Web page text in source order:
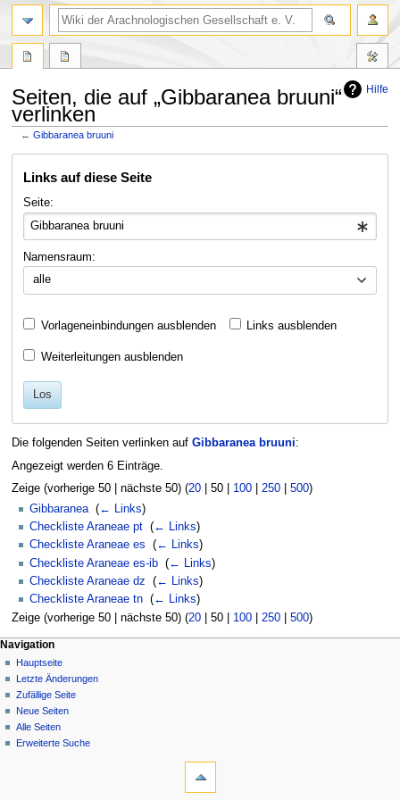
Hilfe
Seiten, die auf „Gibbaranea bruuni“
verlinken
←Gibbaranea bruuni
Navigation
Suche
Links auf diese Seite
Seite:
Namensraum:
alle
Vorlageneinbindungen ausblenden Links ausblenden
Weiterleitungen ausblenden
Los
Die folgenden Seiten verlinken auf Gibbaranea bruuni:
Angezeigt werden 6 Einträge.
Zeige (vorherige 50| nächste 50) (20| 50| 100| 250| 500)
Gibbaranea‎ (← Links)
Checkliste Araneae pt (← Links)
Checkliste Araneae es
(← Links)
Checkliste Araneae es-ib (← Links)
Checkliste Araneae dz
(← Links)
Checkliste Araneae tn (← Links)
Zeige (vorherige 50| nächste 50) (20| 50| 100| 250| 500)
Navigation
Hauptseite
Letzte Änderungen
Zufällige Seite
Neue Seiten
Alle Seiten
Erweiterte Suche